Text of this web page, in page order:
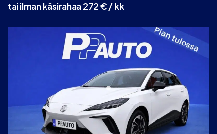
tai ilman käsirahaa 272 € / kk